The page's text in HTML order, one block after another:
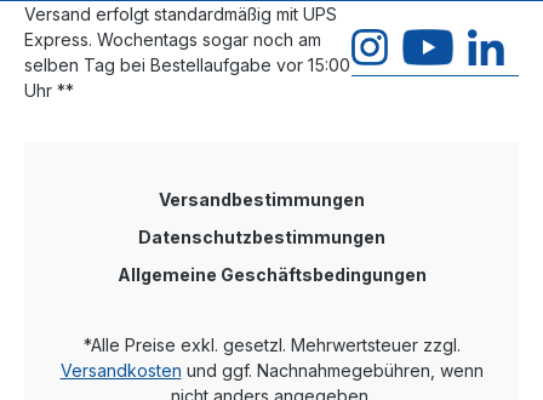
Versand erfolgt standardmäßig mit UPS
Express. Wochentags sogar noch am
selben Tag bei Bestellaufgabe vor 15:00
Uhr **
Versandbestimmungen
Datenschutzbestimmungen
Allgemeine Geschäftsbedingungen
*Alle Preise exkl. gesetzl. Mehrwertsteuer zzgl.
Versandkosten und ggf. Nachnahmegebühren, wenn